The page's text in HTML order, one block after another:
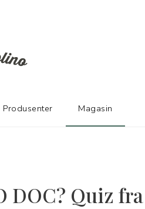
DOC? Quiz fra
Produsenter Magasin